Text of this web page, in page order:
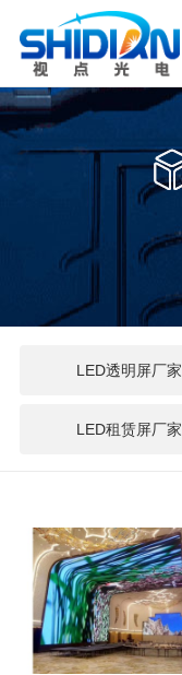
LED透明屏厂家
LED租赁屏厂家